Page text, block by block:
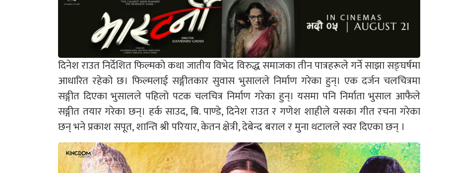
दिनेश राउत निर्देशित फिल्मको कथा जातीय विभेद विरुद्ध समाजका तीन पात्रहरूले गर्ने साझा सङ्घर्षमा
आधारित रहेको छ। फिल्मलाई सङ्गीतकार सुवास भुसालले निर्माण गरेका हुन्। एक दर्जन चलचित्रमा
सङ्गीत दिएका भुसालले पहिलो पटक चलचित्र निर्माण गरेका हुन्। यसमा पनि निर्माता भुसाल आफैले
सङ्गीत तयार गरेका छन्। हर्क साउद, बि. पाण्डे, दिनेश राउत र गणेश शाहीले यसका गीत रचना गरेका
छन् भने प्रकाश सपूत, शान्ति श्री परियार, केतन क्षेत्री, देबेन्द बराल र मुना थटालले स्वर दिएका छन् ।